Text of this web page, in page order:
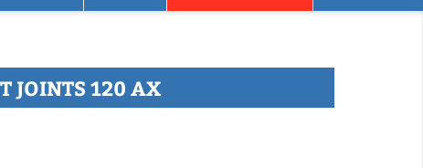
JOINTS 120 AX